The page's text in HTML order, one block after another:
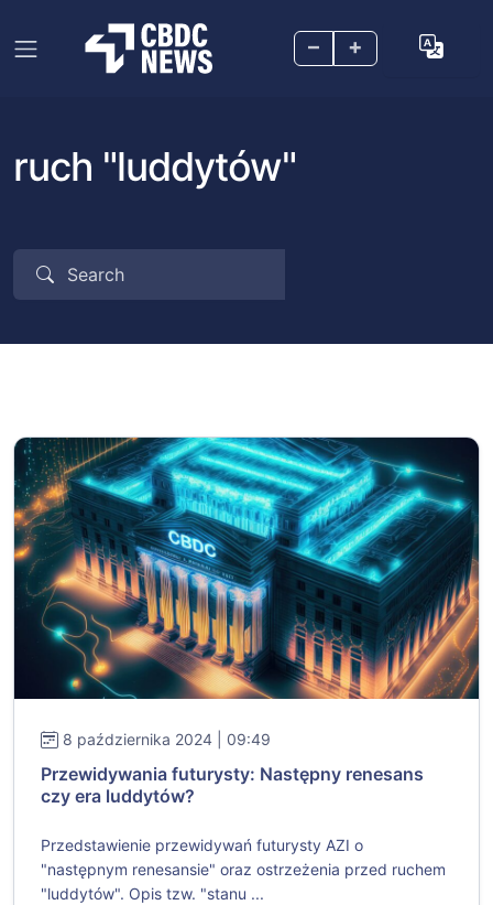
– +
ruch "luddytów"
8 października 2024 | 09:49
Przewidywania futurysty: Następny renesans
czy era luddytów?
Przedstawienie przewidywań futurysty AZI o
"następnym renesansie" oraz ostrzeżenia przed ruchem
"luddytów". Opis tzw. "stanu ...